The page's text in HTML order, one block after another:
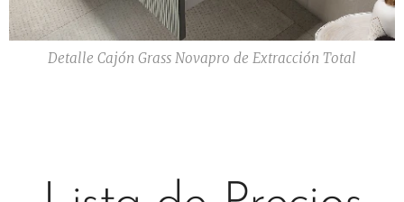
Detalle Cajón Grass Novapro de Extracción Total